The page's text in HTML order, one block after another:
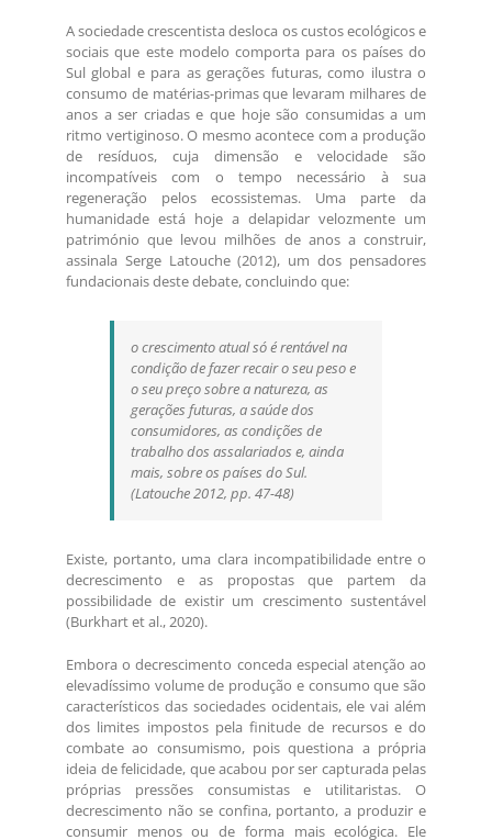
A sociedade crescentista desloca os custos ecológicos e
sociais que este modelo comporta para os países do
Sul global e para as gerações futuras, como ilustra o
consumo de matérias-primas que levaram milhares de
anos a ser criadas e que hoje são consumidas a um
ritmo vertiginoso. O mesmo acontece com a produção
de resíduos, cuja dimensão e velocidade são
incompatíveis com o tempo necessário à sua
regeneração pelos ecossistemas. Uma parte da
humanidade está hoje a delapidar velozmente um
património que levou milhões de anos a construir,
assinala Serge Latouche (2012), um dos pensadores
fundacionais deste debate, concluindo que:
o crescimento atual só é rentável na
condição de fazer recair o seu peso e
o seu preço sobre a natureza, as
gerações futuras, a saúde dos
consumidores, as condições de
trabalho dos assalariados e, ainda
mais, sobre os países do Sul.
(Latouche 2012, pp. 47-48)
Existe, portanto, uma clara incompatibilidade entre o
decrescimento e as propostas que partem da
possibilidade de existir um crescimento sustentável
(Burkhart et al., 2020).
Embora o decrescimento conceda especial atenção ao
elevadíssimo volume de produção e consumo que são
característicos das sociedades ocidentais, ele vai além
dos limites impostos pela finitude de recursos e do
combate ao consumismo, pois questiona a própria
ideia de felicidade, que acabou por ser capturada pelas
próprias pressões consumistas e utilitaristas. O
decrescimento não se confina, portanto, a produzir e
consumir menos ou de forma mais ecológica. Ele